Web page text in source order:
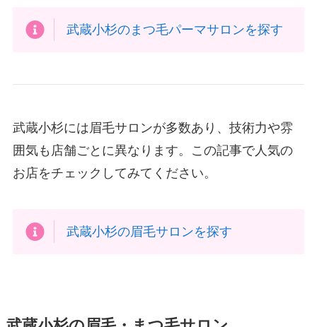
武蔵小杉のまつ毛パーマサロンを探す
武蔵小杉には眉毛サロンが多数あり、技術力や雰
囲気も店舗ごとに異なります。この記事で人気の
お店をチェックしてみてください。
武蔵小杉の眉毛サロンを探す